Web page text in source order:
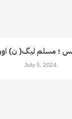
July 5, 2024